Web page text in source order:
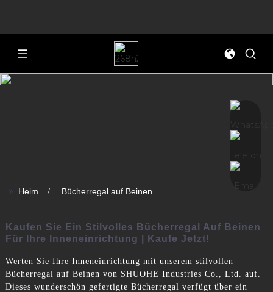
>> Heim Bücherregal auf Beinen
Kaufen Sie Ein Stilvolles Bücherregal Auf Beinen
Für Ihre Inneneinrichtung | Kaufe Jetzt!
Werten Sie Ihre Inneneinrichtung mit unserem stilvollen
Bücherregal auf Beinen von SHUOHE Industries Co., Ltd. auf.
Dieses wunderschön gefertigte Bücherregal verfügt über ein